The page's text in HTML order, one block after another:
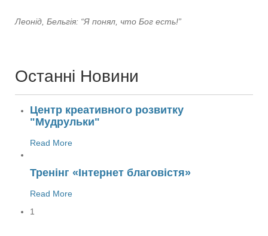
Леонід, Бельгія: “Я понял, что Бог есть!”
Останні Новини
Центр креативного розвитку
"Мудрульки"
Read More
Тренінг «Інтернет благовістя»
Read More
1